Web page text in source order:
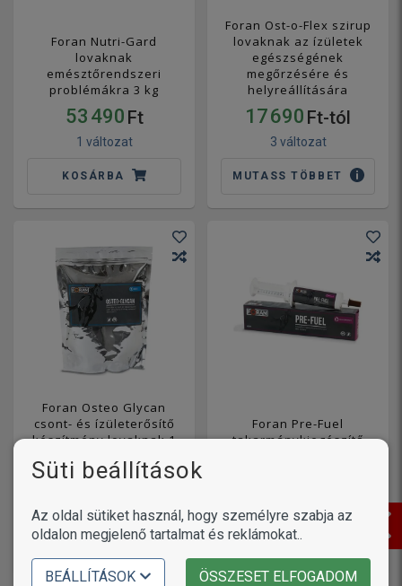
Foran Nutri-Gard
lovaknak
emésztőrendszeri
problémákra 3 kg
53 490 Ft
1 változat
KOSÁRBA
Foran Ost-o-Flex szirup
lovaknak az ízületek
egészségének
megőrzésére és
helyreállítására
17 690 Ft-tól
3 változat
MUTASS TÖBBET
Foran Osteo Glycan
csont- és ízületerősítő
készítmény lovaknak 1
17 990 Ft
1 változat
KOSÁRBA
Foran Pre-Fuel
takarmánykiegészítő
1 változat
KOSÁRBA
Süti beállítások
Az oldal sütiket használ, hogy személyre szabja az
oldalon megjelenő tartalmat és reklámokat..
BEÁLLÍTÁSOK ÖSSZESET ELFOGADOM